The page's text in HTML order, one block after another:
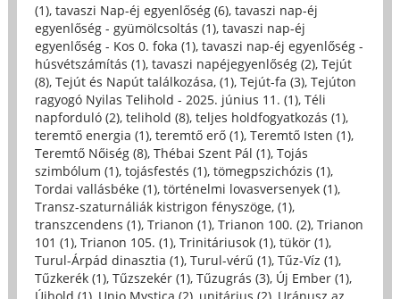
(1), tavaszi Nap-éj egyenlőség (6), tavaszi nap-éj
egyenlőség - gyümölcsoltás (1), tavaszi nap-éj
egyenlőség - Kos 0. foka (1), tavaszi nap-éj egyenlőség -
húsvétszámítás (1), tavaszi napéjegyenlőség (2), Tejút
(8), Tejút és Napút találkozása, (1), Tejút-fa (3), Tejúton
ragyogó Nyilas Telihold - 2025. június 11. (1), Téli
napforduló (2), telihold (8), teljes holdfogyatkozás (1),
teremtő energia (1), teremtő erő (1), Teremtő Isten (1),
Teremtő Nőiség (8), Thébai Szent Pál (1), Tojás
szimbólum (1), tojásfestés (1), tömegpszichózis (1),
Tordai vallásbéke (1), történelmi lovasversenyek (1),
Transz-szaturnáliák kistrigon fényszöge, (1),
transzcendens (1), Trianon (1), Trianon 100. (2), Trianon
101 (1), Trianon 105. (1), Trinitáriusok (1), tükör (1),
Turul-Árpád dinasztia (1), Turul-vérű (1), Tűz-Víz (1),
Tűzkerék (1), Tűzszekér (1), Tűzugrás (3), Új Ember (1),
Újhold (1), Unio Mystica (2), unitárius (2), Uránusz az